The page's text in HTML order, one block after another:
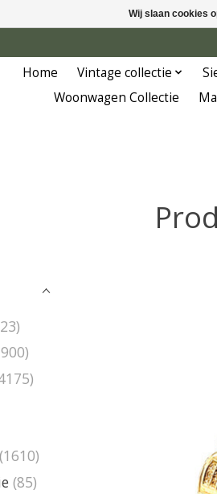
Home Vintage collectie
Woonwagen Collectie
(1610)
(85)
Wij slaan cookies